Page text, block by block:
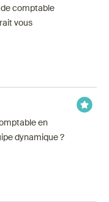
comptable
vous
en
dynamique ?